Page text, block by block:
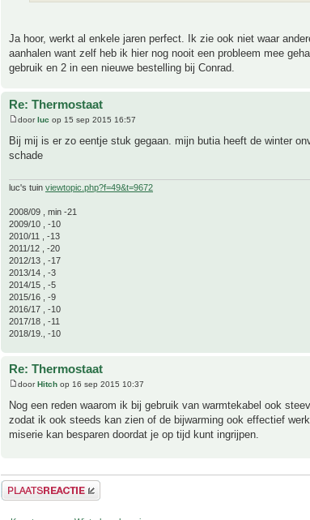
Ja hoor, werkt al enkele jaren perfect. Ik zie ook niet waar
aanhalen want zelf heb ik hier nog nooit een probleem mee
gebruik en 2 in een nieuwe bestelling bij Conrad.
Re: Thermostaat
doorluc op 15 sep 2015 16:57
Bij mij is er zo eentje stuk gegaan. mijn butia heeft de winter
schade
luc's tuin viewtopic.php?f=49&t=9672
2008/09 , min -21
2009/10 , -10
2010/11 , -13
2011/12 , -20
2012/13 , -17
2013/14 , -3
2014/15 , -5
2015/16 , -9
2016/17 , -10
2017/18 , -11
2018/19., -10
Re: Thermostaat
doorHitch op 16 sep 2015 10:37
Nog een reden waarom ik bij gebruik van warmtekabel ook
zodat ik ook steeds kan zien of de bijwarming ook effectief
miserie kan besparen doordat je op tijd kunt ingrijpen.
Plaats een reactie